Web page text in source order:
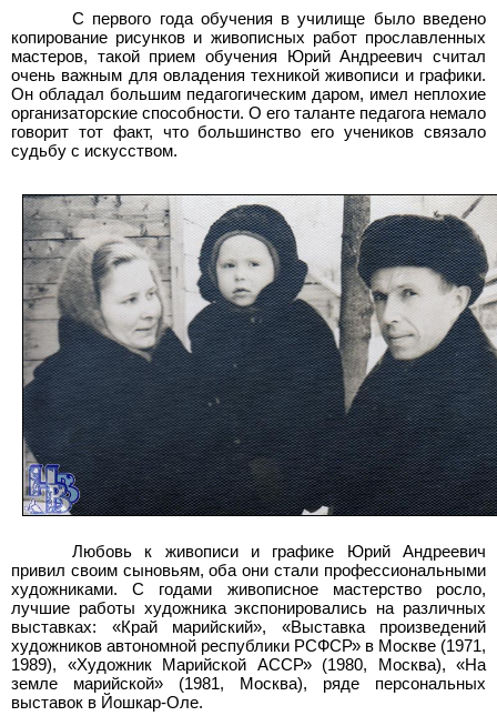
С первого года обучения в училище было введено
копирование рисунков и живописных работ прославленных
мастеров, такой прием обучения Юрий Андреевич считал
очень важным для овладения техникой живописи и графики.
Он обладал большим педагогическим даром, имел неплохие
организаторские способности. О его таланте педагога немало
говорит тот факт, что большинство его учеников связало
судьбу с искусством.
Любовь к живописи и графике Юрий Андреевич
привил своим сыновьям, оба они стали профессиональными
художниками. С годами живописное мастерство росло,
лучшие работы художника экспонировались на различных
выставках: «Край марийский», «Выставка произведений
художников автономной республики РСФСР» в Москве (1971,
1989), «Художник Марийской АССР» (1980, Москва), «На
земле марийской» (1981, Москва), ряде персональных
выставок в Йошкар-Оле.